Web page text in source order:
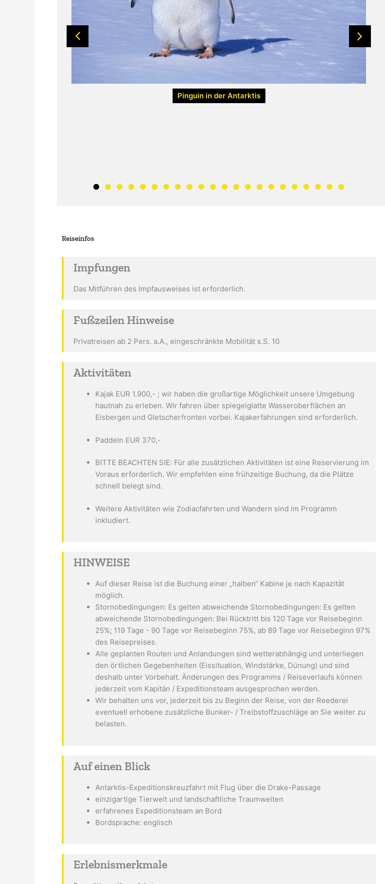
Pinguin in der Antarktis
Reiseinfos
Impfungen
Das Mitführen des Impfausweises ist erforderlich.
Fußzeilen Hinweise
Privatreisen ab 2 Pers. a.A., eingeschränkte Mobilität s.S. 10
Aktivitäten
Kajak EUR 1.900,- ; wir haben die großartige Möglichkeit unsere Umgebung
hautnah zu erleben. Wir fahren über spiegelglatte Wasseroberflächen an
Eisbergen und Gletscherfronten vorbei. Kajakerfahrungen sind erforderlich.
Paddeln EUR 370,-
BITTE BEACHTEN SIE: Für alle zusätzlichen Aktivitäten ist eine Reservierung im
Voraus erforderlich. Wir empfehlen eine frühzeitige Buchung, da die Plätze
schnell belegt sind.
Weitere Aktivitäten wie Zodiacfahrten und Wandern sind im Programm
inkludiert.
HINWEISE
Auf dieser Reise ist die Buchung einer „halben“ Kabine je nach Kapazität
möglich.
Stornobedingungen: Es gelten abweichende Stornobedingungen: Es gelten
abweichende Stornobedingungen: Bei Rücktritt bis 120 Tage vor Reisebeginn
25%; 119 Tage - 90 Tage vor Reisebeginn 75%, ab 89 Tage vor Reisebeginn 97%
des Reisepreises.
Alle geplanten Routen und Anlandungen sind wetterabhängig und unterliegen
den örtlichen Gegebenheiten (Eissituation, Windstärke, Dünung) und sind
deshalb unter Vorbehalt. Änderungen des Programms / Reiseverlaufs können
jederzeit vom Kapitän / Expeditionsteam ausgesprochen werden.
Wir behalten uns vor, jederzeit bis zu Beginn der Reise, von der Reederei
eventuell erhobene zusätzliche Bunker- / Treibstoffzuschläge an Sie weiter zu
belasten.
Auf einen Blick
Antarktis-Expeditionskreuzfahrt mit Flug über die Drake-Passage
einzigartige Tierwelt und landschaftliche Traumwelten
erfahrenes Expeditionsteam an Bord
Bordsprache: englisch
Erlebnismerkmale